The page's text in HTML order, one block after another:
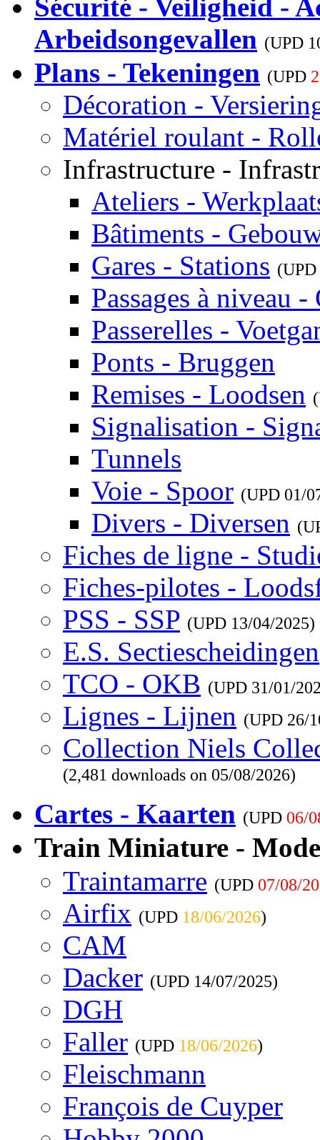
Sécurité - Veiligheid -
Arbeidsongevallen (UPD
Plans - Tekeningen (UPD
Décoration -
Matériel roulant -
Infrastructure -
Ateliers -
Bâtiments -
Gares - Stations (UPD
Passages à niveau
Passerelles -
Ponts - Bruggen
Remises - Loodsen
Signalisation -
Tunnels
Voie - Spoor (UPD 01/
Divers - Diversen
Fiches de ligne -
Fiches-pilotes -
PSS - SSP (UPD 13/04/2025)
E.S. Sectiescheidingen
TCO - OKB (UPD 31/01/
Lignes - Lijnen (UPD 26/
Collection Niels
(2,481 downloads on 05/08/2026)
Cartes - Kaarten (UPD 06/
Train Miniature -
Traintamarre (UPD 07/08/
Airfix (UPD 18/06/2026)
CAM
Dacker (UPD 14/07/2025)
DGH
Faller (UPD 18/06/2026)
Fleischmann
François de Cuyper